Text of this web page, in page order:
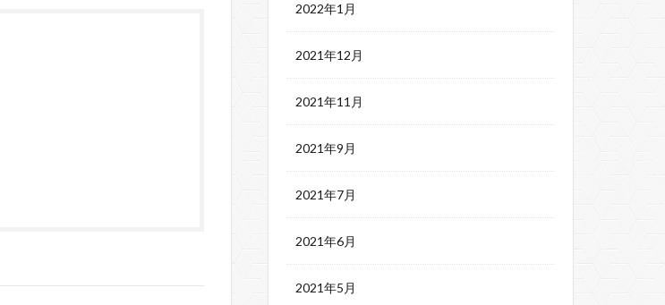
2022年1月
2021年12月
2021年11月
2021年9月
2021年7月
2021年6月
2021年5月